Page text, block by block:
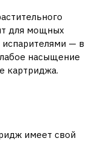
для мощных
— в
насыщение
картриджа.
имеет свой